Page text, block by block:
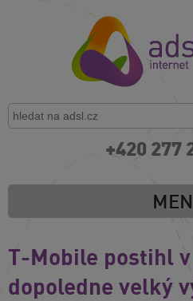
+420 277
T-Mobile postihl
dopoledne velký